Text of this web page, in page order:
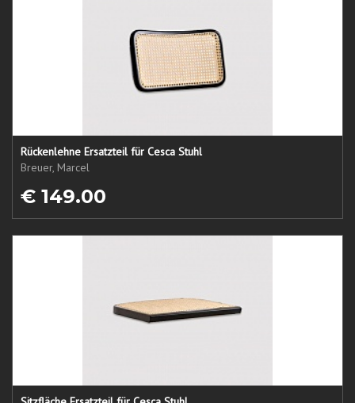
Rückenlehne Ersatzteil für Cesca Stuhl
Breuer, Marcel
€ 149.00